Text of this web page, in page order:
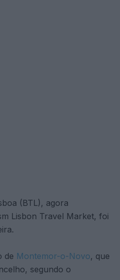
(BTL), agora
Lisbon Travel Market, foi
de Montemor-o-Novo, que
segundo o